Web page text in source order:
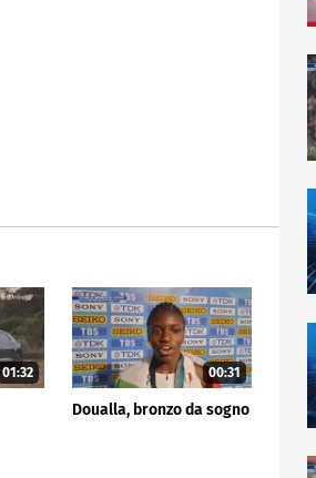
01:32 00:31
Doualla, bronzo da sogno